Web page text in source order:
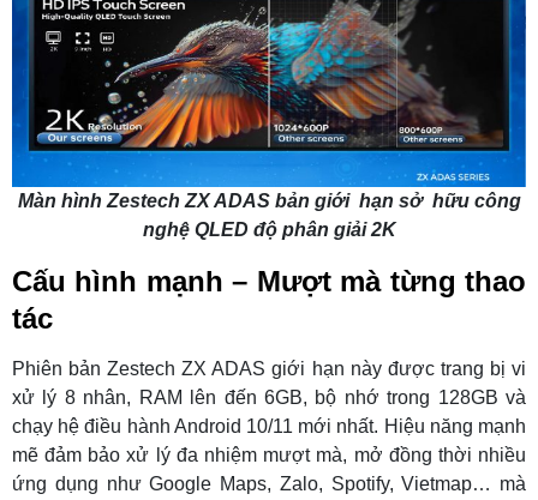
Màn hình Zestech ZX ADAS bản giới hạn sở hữu công
nghệ QLED độ phân giải 2K
Cấu hình mạnh – Mượt mà từng thao
tác
Phiên bản Zestech ZX ADAS giới hạn này được trang bị vi
xử lý 8 nhân, RAM lên đến 6GB, bộ nhớ trong 128GB và
chạy hệ điều hành Android 10/11 mới nhất. Hiệu năng mạnh
mẽ đảm bảo xử lý đa nhiệm mượt mà, mở đồng thời nhiều
ứng dụng như Google Maps, Zalo, Spotify, Vietmap… mà